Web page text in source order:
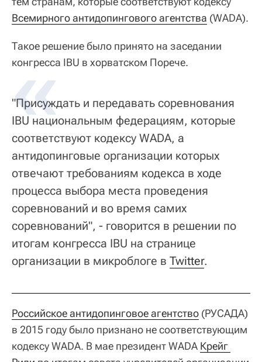
Всемирного антидопингового агентства (WADA).
Такое решение было принято на заседании
конгресса IBU в хорватском Порече.
"Присуждать и передавать соревнования
IBU национальным федерациям, которые
соответствуют кодексу WADA, а
антидопинговые организации которых
отвечают требованиям кодекса в ходе
процесса выбора места проведения
соревнований и во время самих
соревнований", - говорится в решении по
итогам конгресса IBU на странице
организации в микроблоге в Twitter.
Российское антидопинговое агентство (РУСАДА)
в 2015 году было признано не соответствующим
кодексу WADA. В мае президент WADA Крейг